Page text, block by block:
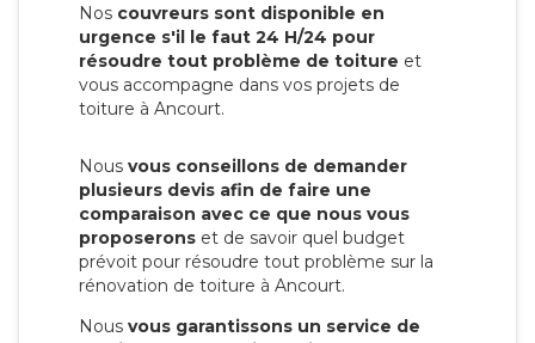
Nos couvreurs sont disponible en
urgence s'il le faut 24 H/24 pour
résoudre tout problème de toiture et
vous accompagne dans vos projets de
toiture à Ancourt.
Nous vous conseillons de demander
plusieurs devis afin de faire une
comparaison avec ce que nous vous
proposerons et de savoir quel budget
prévoit pour résoudre tout problème sur la
rénovation de toiture à Ancourt.
Nous vous garantissons un service de